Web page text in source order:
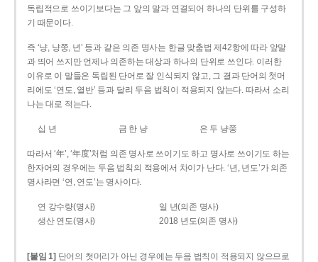
독립적으로 쓰이기보다는 그 앞의 말과 연결되어 하나의 단위를 구성하
기 때문이다.
즉 ‘냥, 냥쭝, 년’ 등과 같은 의존 명사는 한글 맞춤법 제42항에 따라 앞말
과 띄어 쓰지만 언제나 의존하는 대상과 하나의 단위로 쓰인다. 이러한
이유로 이 말들은 독립된 단어로 잘 인식되지 않고, 그 결과 단어의 첫머
리에도 ‘연도, 열반’ 등과 달리 두음 법칙이 적용되지 않는다. 따라서 소리
나는 대로 적는다.
십 년 금 한 냥 은 두 냥쭝
따라서 ‘年’, ‘年度’처럼 의존 명사로 쓰이기도 하고 명사로 쓰이기도 하는
한자어의 경우에는 두음 법칙의 적용에서 차이가 난다. ‘년, 년도’가 의존
명사라면 ‘연, 연도’는 명사이다.
연 강수량(명사)
일 년(의존 명사)
생산 연도(명사)
2018 년도(의존 명사)
[붙임 1] 단어의 첫머리가 아닌 경우에는 두음 법칙이 적용되지 않으므로